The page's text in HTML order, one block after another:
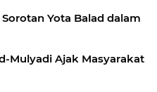
Yota Balad dalam
Mulyadi Ajak Masyarakat